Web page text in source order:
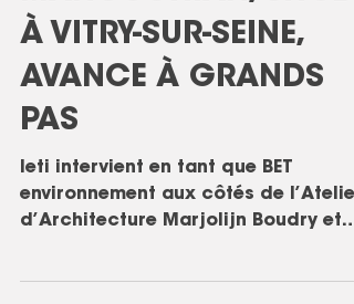
RÉSIDENCE
MANOUCHIAN, SITUÉ
À VITRY-SUR-SEINE,
PAS
Ieti intervient en tant que BET
d’Architecture Marjolijn Boudry et